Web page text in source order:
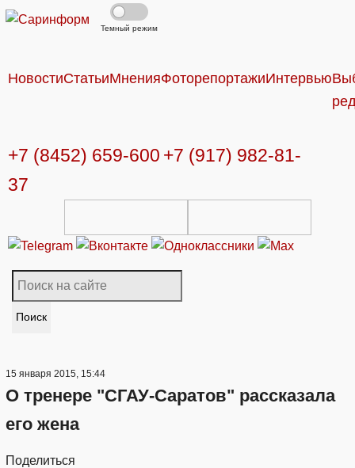
Темный режим
НовостиСтатьиМненияФоторепортажиИнтервью
+7 (8452) 659-600 +7 (917) 982-81-
37
Поиск
15 января 2015, 15:44
О тренере "СГАУ-Саратов" рассказала
его жена
Поделиться